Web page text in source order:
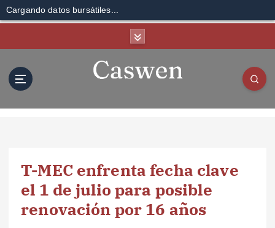
Cargando datos bursátiles...
T-MEC enfrenta fecha clave
el 1 de julio para posible
renovación por 16 años